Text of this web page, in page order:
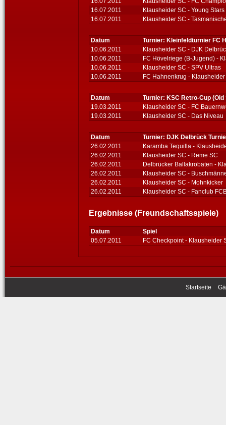
16.07.2011
Klausheider SC - Young Stars
16.07.2011
Klausheider SC -
Datum
Turnier: Kleinfeldturnier FC
10.06.2011
Klausheider SC - DJK
10.06.2011
FC Hövelriege (B-Jugend) -
10.06.2011
Klausheider SC - SPV Ultras
10.06.2011
FC Hahnenkrug -
Datum
Turnier: KSC Retro-Cup (Old
19.03.2011
Klausheider SC - FC
19.03.2011
Klausheider SC - Das Niveau
Datum
Turnier: DJK Delbrück
26.02.2011
Karamba Tequilla -
26.02.2011
Klausheider SC - Reme SC
26.02.2011
Delbrücker Ballakrobaten -
26.02.2011
Klausheider SC -
26.02.2011
Klausheider SC - Mohnkicker
26.02.2011
Klausheider SC - Fanclub
Ergebnisse (Freundschaftsspiele)
Datum
Spiel
05.07.2011
FC Checkpoint - Klausheider
Startseite